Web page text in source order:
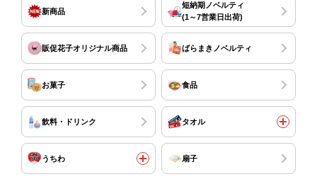
新商品
短納期ノベルティ
(1～7営業日出荷)
販促花子オリジナル商品 ばらまきノベルティ
お菓子 食品
飲料・ドリンク タオル
うちわ 扇子